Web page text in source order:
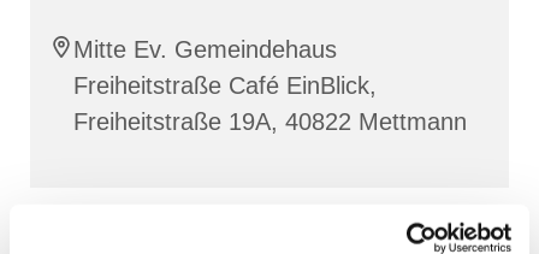
Mitte Ev. Gemeindehaus
Freiheitstraße Café EinBlick,
Freiheitstraße 19A, 40822 Mettmann